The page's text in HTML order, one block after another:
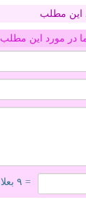
این مطلب
در مورد این مطلب
= ۹ بعلاوه ۵